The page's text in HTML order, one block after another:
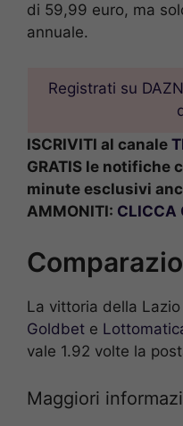
di 59,99 euro, ma
annuale.
Registrati su
ISCRIVITI al canale
GRATIS le notifiche
minute esclusivi
AMMONITI: CLICCA
La vittoria della
Goldbet e
vale 1.92 volte la
Maggiori